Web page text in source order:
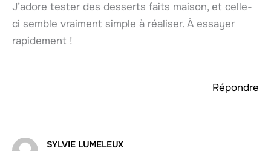
J’adore tester des desserts faits maison, et celle-
ci semble vraiment simple à réaliser. À essayer
rapidement !
Répondre
SYLVIE LUMELEUX